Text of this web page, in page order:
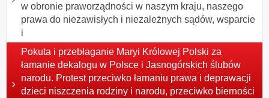
w obronie praworządności w naszym kraju, naszego
prawa do niezawisłych i niezależnych sądów, wsparcie
i
Pokuta i przebłaganie Maryi Królowej Polski za
łamanie dekalogu w Polsce i Jasnogórskich ślubów
narodu. Protest przeciwko łamaniu prawa i deprawacji
dzieci niszczenia rodziny i narodu, przeciwko bierności